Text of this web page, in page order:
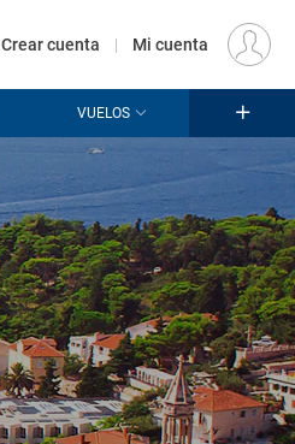
EUR
Crear cuenta | Mi cuenta
VUELOS